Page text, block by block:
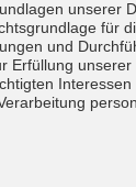
für
und